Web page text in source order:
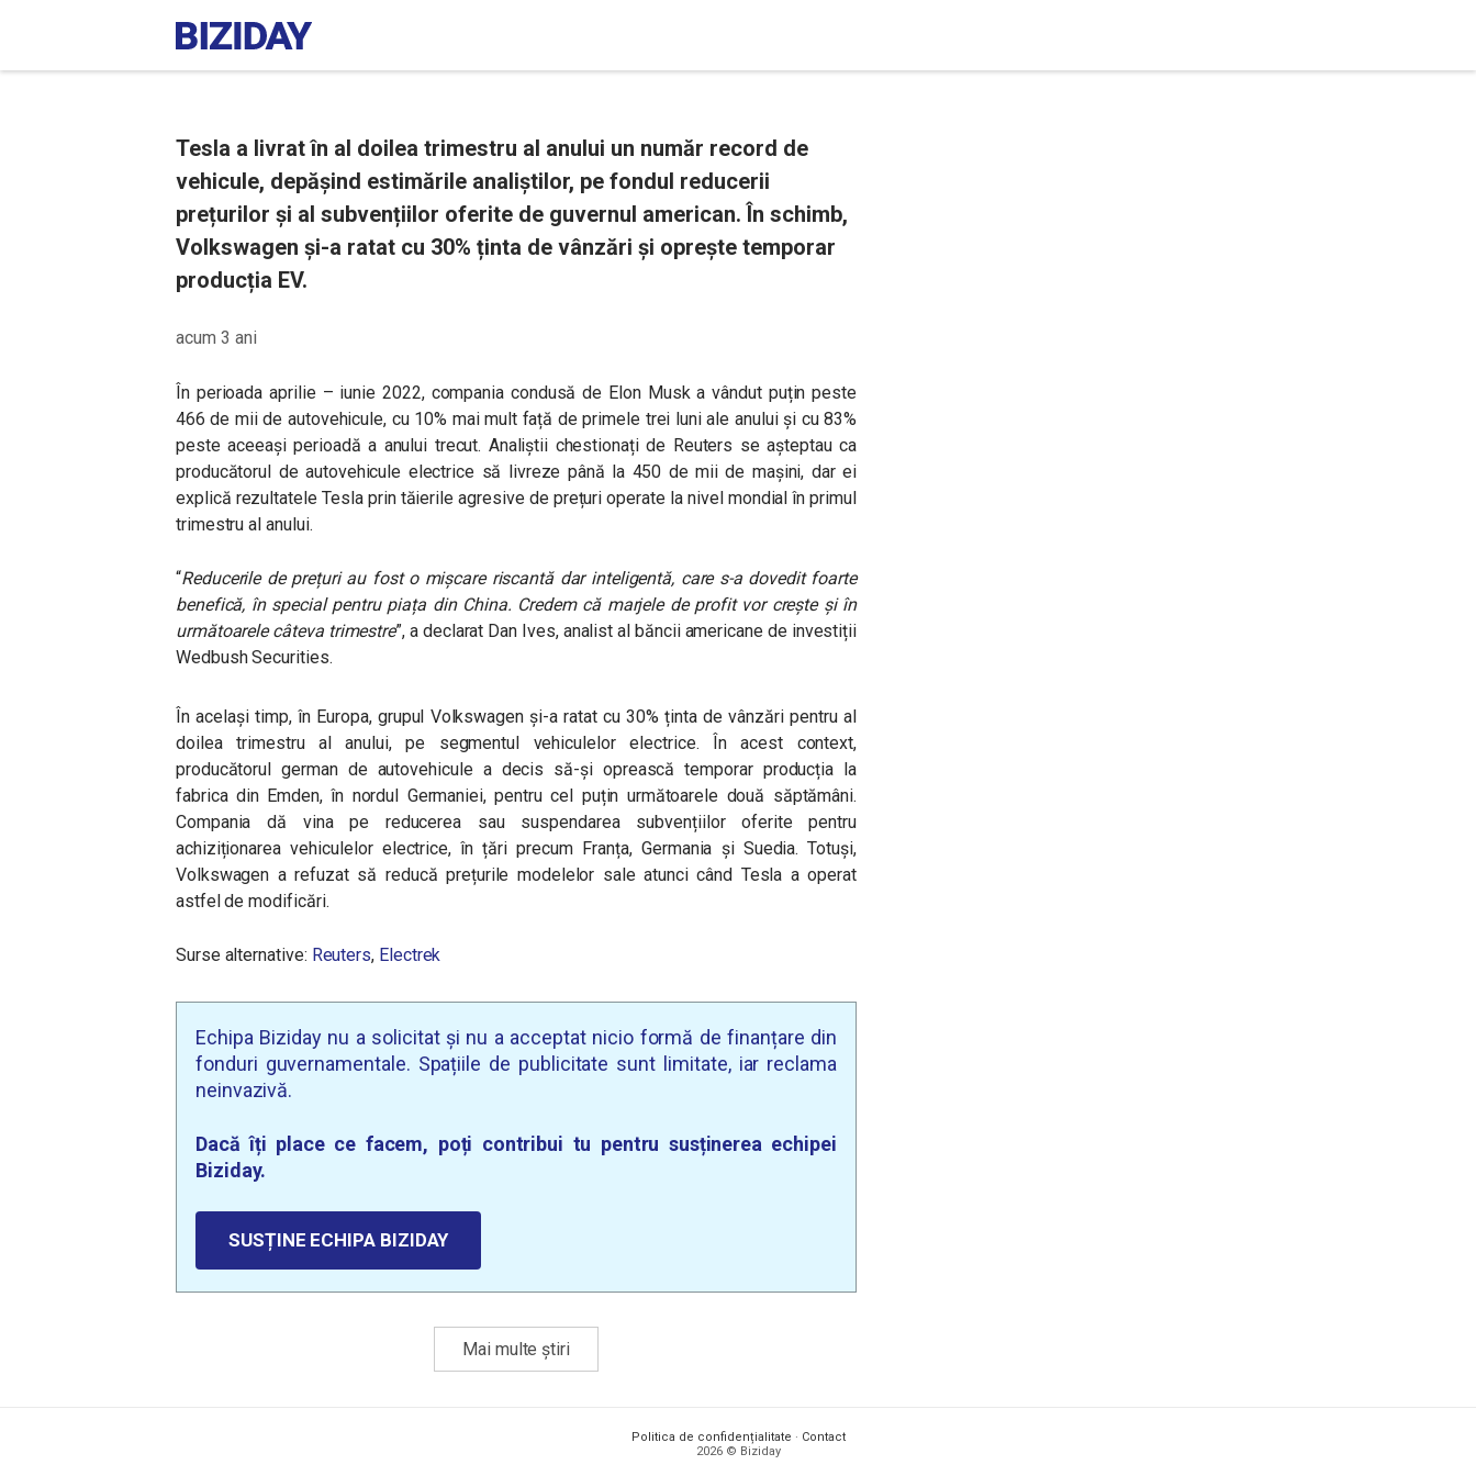
Tesla a livrat în al doilea trimestru al anului un număr record de
vehicule, depășind estimările analiștilor, pe fondul reducerii
prețurilor și al subvențiilor oferite de guvernul american. În schimb,
Volkswagen și-a ratat cu 30% ținta de vânzări și oprește temporar
producția EV.
acum 3 ani
În perioada aprilie – iunie 2022, compania condusă de Elon Musk a vândut puțin peste
466 de mii de autovehicule, cu 10% mai mult față de primele trei luni ale anului și cu 83%
peste aceeași perioadă a anului trecut. Analiștii chestionați de Reuters se așteptau ca
producătorul de autovehicule electrice să livreze până la 450 de mii de mașini, dar ei
explică rezultatele Tesla prin tăierile agresive de prețuri operate la nivel mondial în primul
trimestru al anului.
“Reducerile de prețuri au fost o mișcare riscantă dar inteligentă, care s-a dovedit foarte
benefică, în special pentru piața din China. Credem că marjele de profit vor crește și în
următoarele câteva trimestre”, a declarat Dan Ives, analist al băncii americane de investiții
Wedbush Securities.
În același timp, în Europa, grupul Volkswagen și-a ratat cu 30% ținta de vânzări pentru al
doilea trimestru al anului, pe segmentul vehiculelor electrice. În acest context,
producătorul german de autovehicule a decis să-și oprească temporar producția la
fabrica din Emden, în nordul Germaniei, pentru cel puțin următoarele două săptămâni.
Compania dă vina pe reducerea sau suspendarea subvențiilor oferite pentru
achiziționarea vehiculelor electrice, în țări precum Franța, Germania și Suedia. Totuși,
Volkswagen a refuzat să reducă prețurile modelelor sale atunci când Tesla a operat
astfel de modificări.
Surse alternative: Reuters, Electrek
Echipa Biziday nu a solicitat și nu a acceptat nicio formă de finanțare din
fonduri guvernamentale. Spațiile de publicitate sunt limitate, iar reclama
neinvazivă.
Dacă îți place ce facem, poți contribui tu pentru susținerea echipei
Biziday.
SUSȚINE ECHIPA BIZIDAY
Mai multe știri
Politica de confidențialitate · Contact
2026 © Biziday